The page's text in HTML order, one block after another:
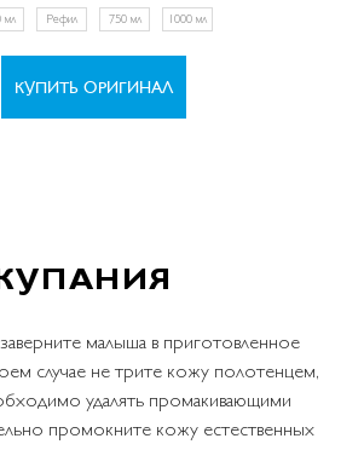
мл Рефил 750 мл 1000 мл
КУПИТЬ ОРИГИНАЛ
малыша в приготовленное
случае не трите кожу полотенцем,
удалять промакивающими
промокните кожу естественных